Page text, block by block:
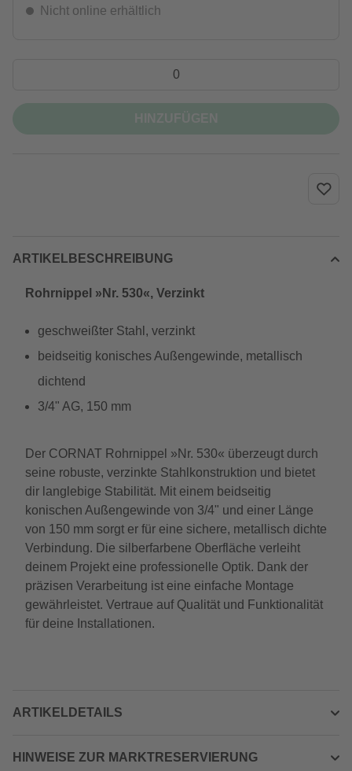
Nicht online erhältlich
ARTIKELBESCHREIBUNG
Rohrnippel »Nr. 530«, Verzinkt
geschweißter Stahl, verzinkt
beidseitig konisches Außengewinde, metallisch
dichtend
3/4" AG, 150 mm
Der CORNAT Rohrnippel »Nr. 530« überzeugt durch
seine robuste, verzinkte Stahlkonstruktion und bietet
dir langlebige Stabilität. Mit einem beidseitig
konischen Außengewinde von 3/4" und einer Länge
von 150 mm sorgt er für eine sichere, metallisch dichte
Verbindung. Die silberfarbene Oberfläche verleiht
deinem Projekt eine professionelle Optik. Dank der
präzisen Verarbeitung ist eine einfache Montage
gewährleistet. Vertraue auf Qualität und Funktionalität
für deine Installationen.
ARTIKELDETAILS
HINWEISE ZUR MARKTRESERVIERUNG